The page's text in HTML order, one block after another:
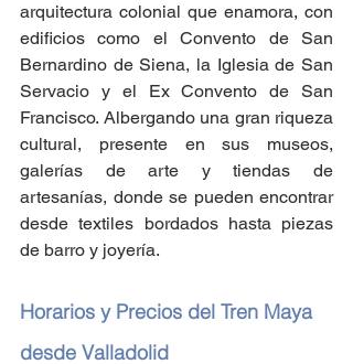
arquitectura colonial que enamora, con
edificios como el Convento de San
Bernardino de Siena, la Iglesia de San
Servacio y el Ex Convento de San
Francisco. Albergando una gran riqueza
cultural, presente en sus museos,
galerías de arte y tiendas de
artesanías, donde se pueden encontrar
desde textiles bordados hasta piezas
de barro y joyería.
Horarios y Precios del Tren Maya
desde Valladolid